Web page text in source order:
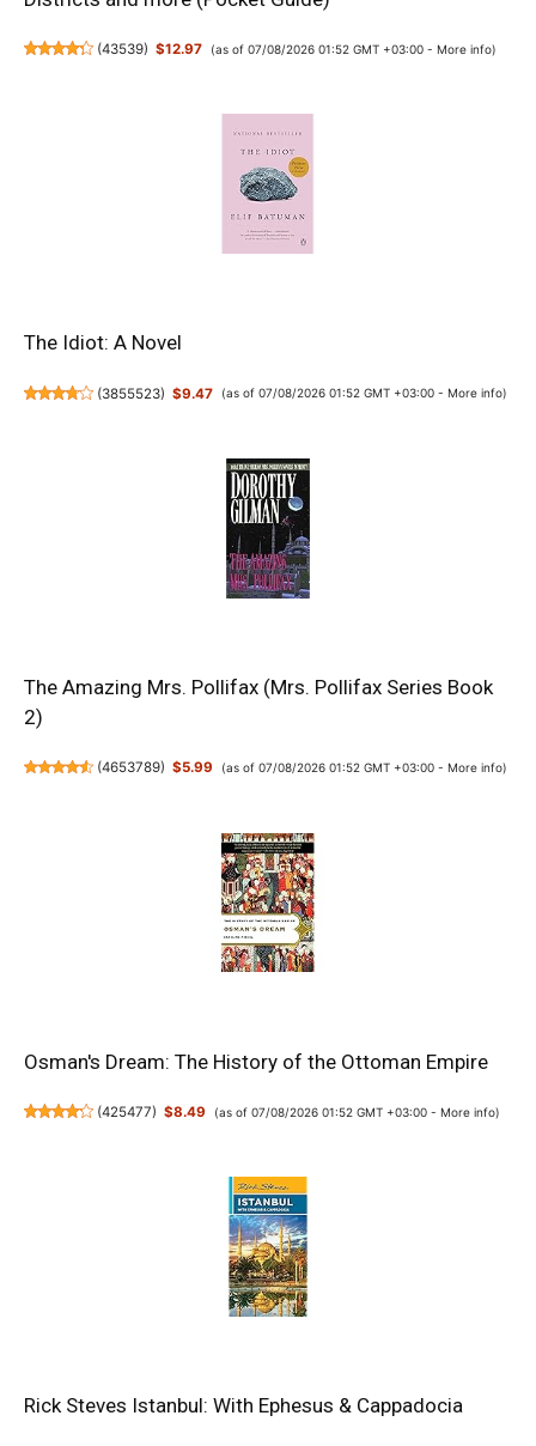
(43539) $12.97 (as of 07/08/2026 01:52 GMT +03:00 - More info)
The Idiot: A Novel
(3855523) $9.47 (as of 07/08/2026 01:52 GMT +03:00 - More info)
The Amazing Mrs. Pollifax (Mrs. Pollifax Series Book
2)
(4653789) $5.99 (as of 07/08/2026 01:52 GMT +03:00 - More info)
Osman's Dream: The History of the Ottoman Empire
(425477) $8.49 (as of 07/08/2026 01:52 GMT +03:00 - More info)
Rick Steves Istanbul: With Ephesus & Cappadocia